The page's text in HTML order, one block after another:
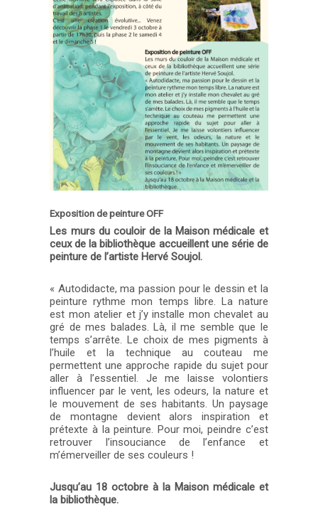
Exposition de peinture OFF
Les murs du couloir de la Maison médicale et
ceux de la bibliothèque accueillent une série de
peinture de l’artiste Hervé Soujol.
« Autodidacte, ma passion pour le dessin et la
peinture rythme mon temps libre. La nature
est mon atelier et j’y installe mon chevalet au
gré de mes balades. Là, il me semble que le
temps s’arrête. Le choix de mes pigments à
l’huile et la technique au couteau me
permettent une approche rapide du sujet pour
aller à l’essentiel. Je me laisse volontiers
influencer par le vent, les odeurs, la nature et
le mouvement de ses habitants. Un paysage
de montagne devient alors inspiration et
prétexte à la peinture. Pour moi, peindre c’est
retrouver l’insouciance de l’enfance et
m’émerveiller de ses couleurs !
Jusqu’au 18 octobre à la Maison médicale et
la bibliothèque.